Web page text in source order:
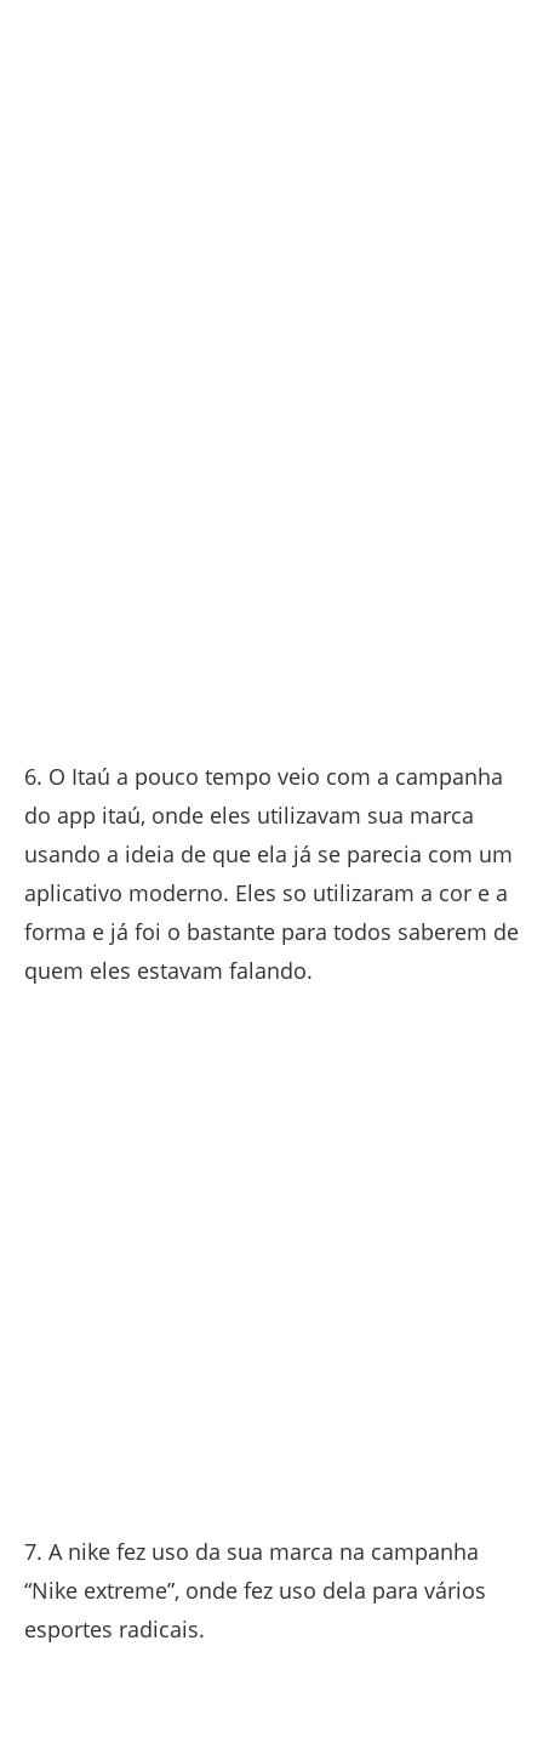
6. O Itaú a pouco tempo veio com a campanha
do app itaú, onde eles utilizavam sua marca
usando a ideia de que ela já se parecia com um
aplicativo moderno. Eles so utilizaram a cor e a
forma e já foi o bastante para todos saberem de
quem eles estavam falando.
7. A nike fez uso da sua marca na campanha
“Nike extreme”, onde fez uso dela para vários
esportes radicais.